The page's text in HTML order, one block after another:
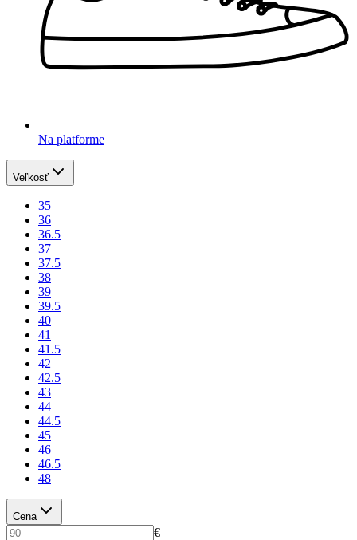
Na platforme
Veľkosť
35
36
36.5
37
37.5
38
39
39.5
40
41
41.5
42
42.5
43
44
44.5
45
46
46.5
48
Cena
€